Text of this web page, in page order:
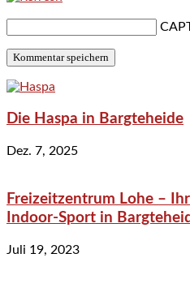
Die Haspa in Bargteheide
Dez. 7, 2025
Freizeitzentrum Lohe –
Indoor-Sport in
Juli 19, 2023